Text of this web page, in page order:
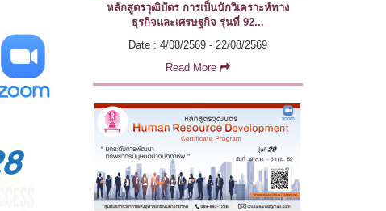
หลักสูตรวุฒิบัตร การเป็นนักวิเคราะห์ทาง
ธุรกิจและเศรษฐกิจ รุ่นที่ 92...
Date : 4/08/2569 - 22/08/2569
Read More